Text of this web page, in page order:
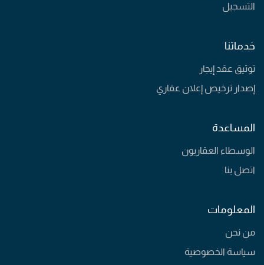
التسجيل
خدماتنا
توثيق عقد إيجار
إصدار ترخيص إعلان عقاري
المساعدة
الوسطاء العقاريون
اتصل بنا
المعلومات
من نحن
سياسة الخصوصية